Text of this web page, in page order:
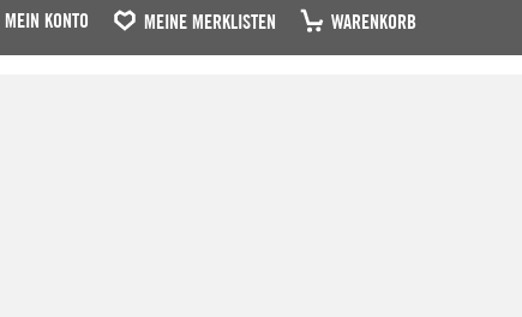
MEIN KONTO MEINE MERKLISTEN WARENKORB